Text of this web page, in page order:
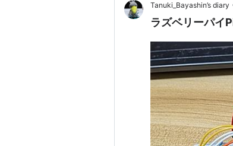
Tanuki_Bayashin’s diary
ラズベリーパイ